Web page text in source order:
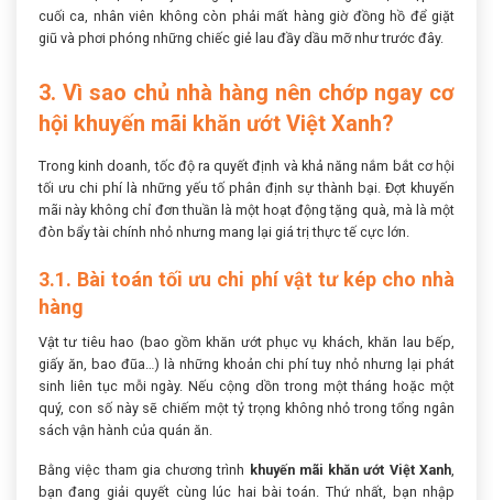
cuối ca, nhân viên không còn phải mất hàng giờ đồng hồ để giặt
giũ và phơi phóng những chiếc giẻ lau đầy dầu mỡ như trước đây.
3. Vì sao chủ nhà hàng nên chớp ngay cơ
hội khuyến mãi khăn ướt Việt Xanh?
Trong kinh doanh, tốc độ ra quyết định và khả năng nắm bắt cơ hội
tối ưu chi phí là những yếu tố phân định sự thành bại. Đợt khuyến
mãi này không chỉ đơn thuần là một hoạt động tặng quà, mà là một
đòn bẩy tài chính nhỏ nhưng mang lại giá trị thực tế cực lớn.
3.1. Bài toán tối ưu chi phí vật tư kép cho nhà
hàng
Vật tư tiêu hao (bao gồm khăn ướt phục vụ khách, khăn lau bếp,
giấy ăn, bao đũa…) là những khoản chi phí tuy nhỏ nhưng lại phát
sinh liên tục mỗi ngày. Nếu cộng dồn trong một tháng hoặc một
quý, con số này sẽ chiếm một tỷ trọng không nhỏ trong tổng ngân
sách vận hành của quán ăn.
Bằng việc tham gia chương trình khuyến mãi khăn ướt Việt Xanh
bạn đang giải quyết cùng lúc hai bài toán. Thứ nhất, bạn nhập